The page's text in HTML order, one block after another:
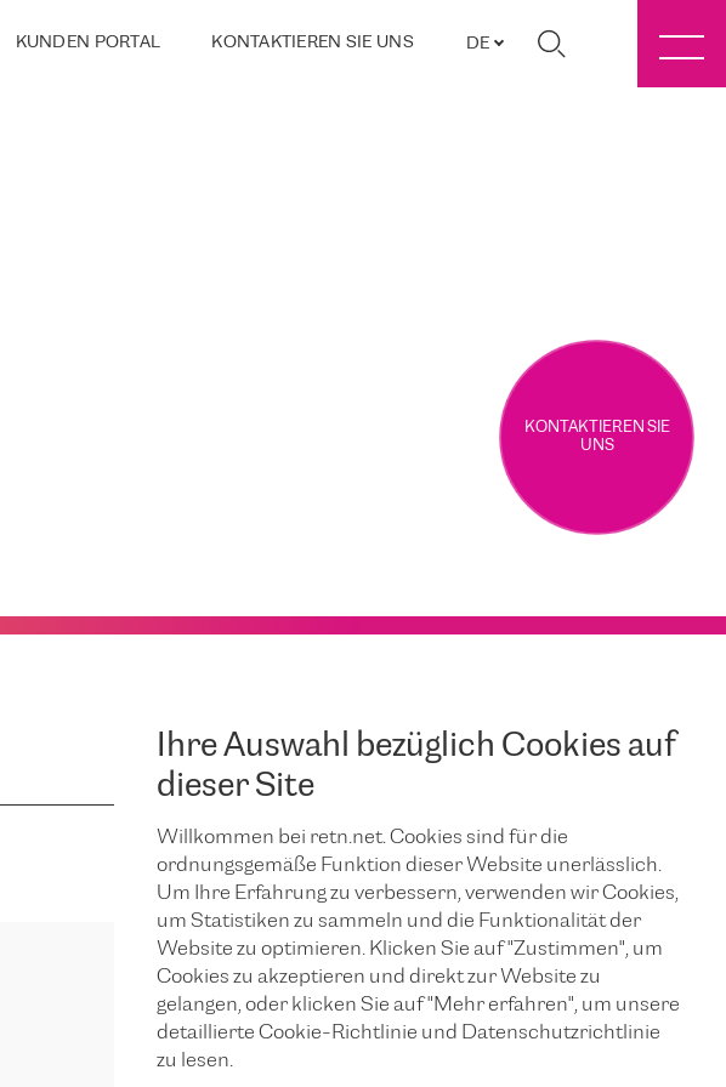
KUNDEN PORTAL KONTAKTIEREN SIE UNS DE
Ihre Auswahl bezüglich Cookies auf
dieser Site
Willkommen bei retn.net. Cookies sind für die
ordnungsgemäße Funktion dieser Website unerlässlich.
Um Ihre Erfahrung zu verbessern, verwenden wir Cookies,
um Statistiken zu sammeln und die Funktionalität der
Website zu optimieren. Klicken Sie auf "Zustimmen", um
Cookies zu akzeptieren und direkt zur Website zu
gelangen, oder klicken Sie auf "Mehr erfahren", um unsere
detaillierte Cookie-Richtlinie und Datenschutzrichtlinie
zu lesen.
KONTAKTIEREN SIE
UNS